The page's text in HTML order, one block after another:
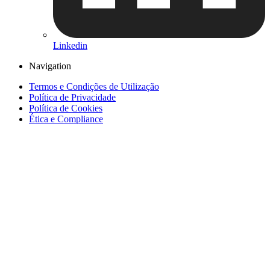
Linkedin
Navigation
Termos e Condições de Utilização
Política de Privacidade
Política de Cookies
Ética e Compliance